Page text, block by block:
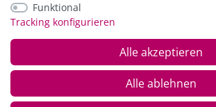
Funktional
Tracking konfigurieren
Alle akzeptieren
Alle ablehnen
© Copyright 2026 Alle Rechte vorbehalten. |